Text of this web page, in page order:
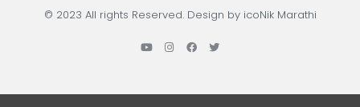
© 2023 All rights Reserved. Design by icoNik Marathi